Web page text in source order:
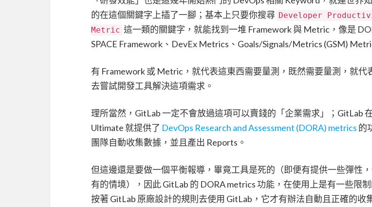
的在這個關鍵字上插了一腳；基本上只要你搜尋 Developer
Metric 這一類的關鍵字，就能找到一堆 Framework 與 Metric，像是
SPACE Framework、DevEx Metrics、Goals/Signals/Metrics (GSM)
有 Framework 或 Metric，就代表這東西需要量測，既然需要量測，就代
去嘗試開發工具解決這項需求。
理所當然，GitLab 一定不會放過這項可以賣錢的「企業需求」；GitLab
Ultimate 就提供了 DevOps Research and Assessment (DORA) metrics 的
團隊自動收集數據，並且產出 Reports。
但這邊還是要做一個平衡報導，畢竟工具是死的（即便有提供一些彈性
有的情境），因此 GitLab 的 DORA metrics 功能，在使用上是有一些限
按著 GitLab 原廠設計的規則去使用 GitLab，它才有辦法自動且正確的收